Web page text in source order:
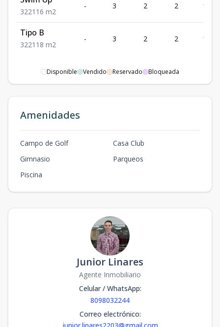
322116 m2
- 3 2 2 116
Tipo B
322118 m2
- 3 2 2 118
Disponible Vendido Reservado Bloqueada
Amenidades
Campo de Golf
Casa Club
Gimnasio
Parqueos
Piscina
Junior Linares
Agente Inmobiliario
Celular / WhatsApp:
8098032244
Correo electrónico: